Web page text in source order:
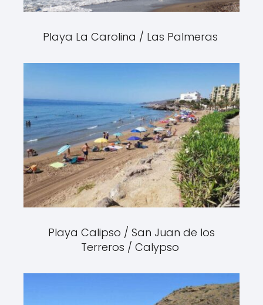
Playa La Carolina / Las Palmeras
Playa Calipso / San Juan de los
Terreros / Calypso